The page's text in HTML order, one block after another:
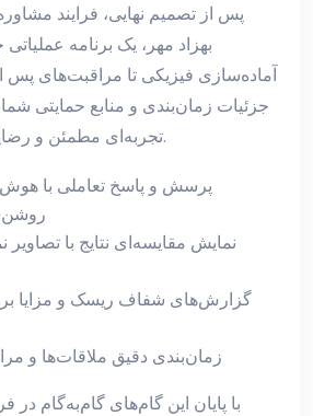
پس از تصمیم نهایی، فرایند
بهزاد مهر، یک برنامه عملیاتی
آماده‌سازی فیزیکی تا مراقبت‌های پس
جزئیات زمان‌بندی و منابع حمایتی
تجربه‌ای مطمئن و رضایت‌بخش حاصل شود.
پرسش و پاسخ تعاملی با
نمایش مقایسه‌ای نتایج با
گزارش‌های شفاف ریسک و مزایا
زمان‌بندی دقیق ملاقات‌ها و
با پایان این گام‌های گام‌به‌گام در